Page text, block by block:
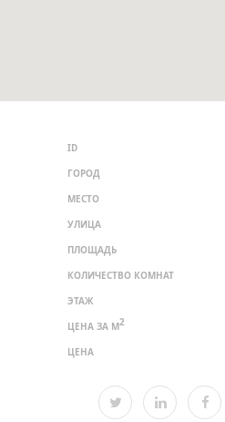
ID
ГОРОД
МЕСТО
УЛИЦА
ПЛОЩАДЬ
КОЛИЧЕСТВО КОМНАТ
ЭТАЖ
ЦЕНА ЗА M2
ЦЕНА